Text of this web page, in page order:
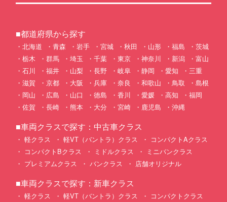
■都道府県から探す
北海道 青森 岩手 宮城 秋田 山形 福島
茨城
栃木
群馬 埼玉 千葉 東京 神奈川 新潟
富山
石川
福井 山梨 長野 岐阜 静岡 愛知
三重
滋賀
京都 大阪 兵庫 奈良 和歌山 鳥取
島根
岡山
広島 山口 徳島 香川 愛媛 高知
福岡
佐賀
長崎 熊本 大分 宮崎 鹿児島 沖縄
■車両クラスで探す：中古車クラス
軽クラス 軽VT（バントラ）クラス
コンパクトAクラス
コンパクトBクラス
ミドルクラス
ミニバンクラス
プレミアムクラス
バンクラス 店舗オリジナル
■車両クラスで探す：新車クラス
軽クラス 軽VT（バントラ）クラス
コンパクトクラス